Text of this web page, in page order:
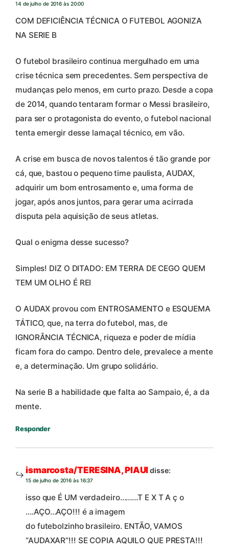
14 de julho de 2016 às 20:00
COM DEFICIÊNCIA TÉCNICA O FUTEBOL AGONIZA
NA SERIE B
O futebol brasileiro continua mergulhado em uma
crise técnica sem precedentes. Sem perspectiva de
mudanças pelo menos, em curto prazo. Desde a copa
de 2014, quando tentaram formar o Messi brasileiro,
para ser o protagonista do evento, o futebol nacional
tenta emergir desse lamaçal técnico, em vão.
A crise em busca de novos talentos é tão grande por
cá, que, bastou o pequeno time paulista, AUDAX,
adquirir um bom entrosamento e, uma forma de
jogar, após anos juntos, para gerar uma acirrada
disputa pela aquisição de seus atletas.
Qual o enigma desse sucesso?
Simples! DIZ O DITADO: EM TERRA DE CEGO QUEM
TEM UM OLHO É REI
O AUDAX provou com ENTROSAMENTO e ESQUEMA
TÁTICO, que, na terra do futebol, mas, de
IGNORÂNCIA TÉCNICA, riqueza e poder de mídia
ficam fora do campo. Dentro dele, prevalece a mente
e, a determinação. Um grupo solidário.
Na serie B a habilidade que falta ao Sampaio, é, a da
mente.
Responder
ismarcosta/TERESINA, PIAUIdisse:
15 de julho de 2016 às 16:37
isso que É UM verdadeiro………T E X T A ç o
….AÇO…AÇO!!! é a imagem
do futebolzinho brasileiro. ENTÃO, VAMOS
“AUDAXAR”!!! SE COPIA AQUILO QUE PRESTA!!!